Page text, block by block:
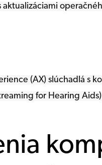
(AX) slúchadlá s
for Hearing